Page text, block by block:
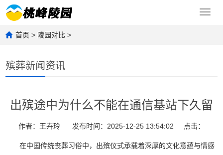
首页 > 陵园对比 >
殡葬新闻资讯
出殡途中为什么不能在通信基站下久留
作者：王卉玲 发布时间：2025-12-25 13:54:02 点击：
在中国传统丧葬习俗中，出殡仪式承载着深厚的文化意蕴与情感